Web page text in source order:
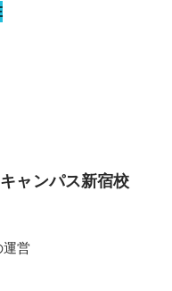
ャンパス新宿校
運営